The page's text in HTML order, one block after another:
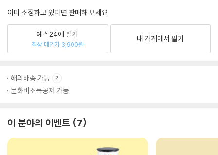
이미 소장하고 있다면 판매해 보세요.
예스24에 팔기
최상 매입가 3,900원
내 가게에서 팔기
해외배송 가능
문화비소득공제 가능
이 분야의 이벤트 7